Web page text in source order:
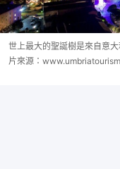
世上最大的聖誕樹是來自意
片來源：